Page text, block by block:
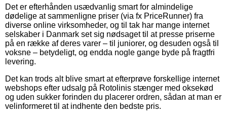
Det er efterhånden usædvanlig smart for almindelige
dødelige at sammenligne priser (via fx PriceRunner) fra
diverse online virksomheder, og til tak har mange internet
selskaber i Danmark set sig nødsaget til at presse priserne
på en række af deres varer – til juniorer, og desuden også til
voksne – betydeligt, og endda nogle gange byde på fragtfri
levering.
Det kan trods alt blive smart at efterprøve forskellige internet
webshops efter udsalg på Rotolinis stænger med oksekød
og uden sukker forinden du placerer ordren, sådan at man er
velinformeret til at indhente den bedste pris.